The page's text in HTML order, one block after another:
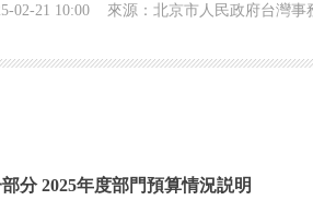
02-21 10:00 來源：北京市人民政府台灣事
分 2025年度部門預算情況説明